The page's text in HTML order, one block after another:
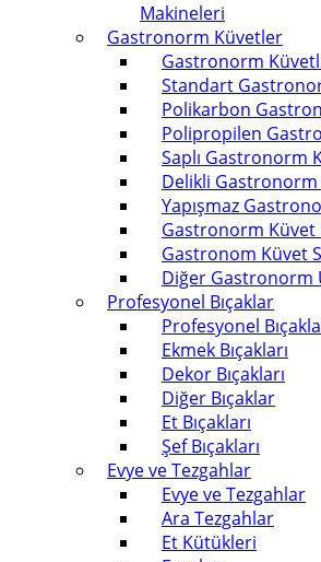
Makineleri
Gastronorm Küvetler
Gastronorm
Standart
Polikarbon
Polipropilen
Saplı Gastronorm
Delikli
Yapışmaz
Gastronorm Küvet
Gastronom Küvet
Diğer Gastronorm
Profesyonel Bıçaklar
Profesyonel
Ekmek Bıçakları
Dekor Bıçakları
Diğer Bıçaklar
Et Bıçakları
Şef Bıçakları
Evye ve Tezgahlar
Evye ve Tezgahlar
Ara Tezgahlar
Et Kütükleri